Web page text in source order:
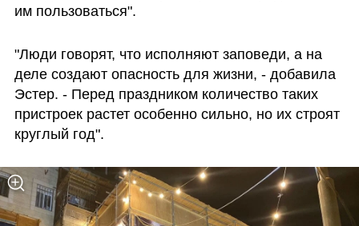
им пользоваться".
"Люди говорят, что исполняют заповеди, а на
деле создают опасность для жизни, - добавила
Эстер. - Перед праздником количество таких
пристроек растет особенно сильно, но их строят
круглый год".